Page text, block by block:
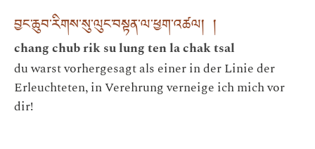
བྱང་ཆུབ་རིགས་སུ་ལུང་བསྟན་ལ་ཕྱག་འཚལ། །
chang chub rik su lung ten la chak tsal
du warst vorhergesagt als einer in der Linie der
Erleuchteten, in Verehrung verneige ich mich vor
dir!